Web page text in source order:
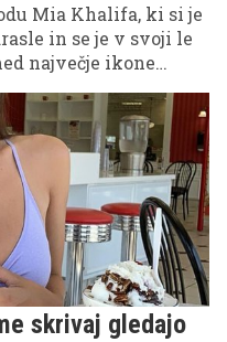
Mia Khalifa, ki si je
in se je v svoji le
največje ikone
dražbo dala svoja
zaščitni znak v
skrivaj gledajo